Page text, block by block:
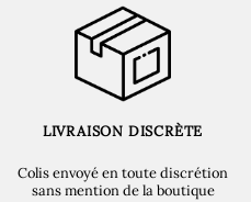
LIVRAISON DISCRÈTE
Colis envoyé en toute discrétion
sans mention de la boutique